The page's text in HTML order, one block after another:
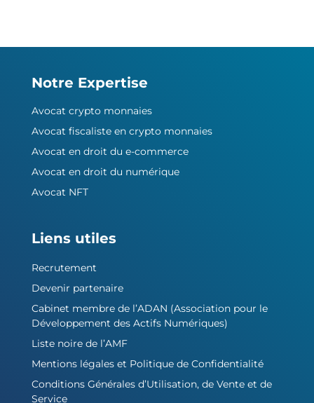
Notre Expertise
Avocat crypto monnaies
Avocat fiscaliste en crypto monnaies
Avocat en droit du e-commerce
Avocat en droit du numérique
Avocat NFT
Liens utiles
Recrutement
Devenir partenaire
Cabinet membre de l’ADAN (Association pour le
Développement des Actifs Numériques)
Liste noire de l’AMF
Mentions légales et Politique de Confidentialité
Conditions Générales d’Utilisation, de Vente et de
Service